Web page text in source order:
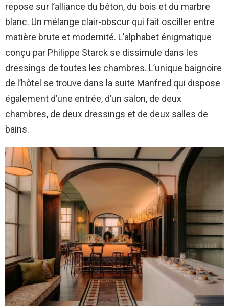
repose sur l’alliance du béton, du bois et du marbre
blanc. Un mélange clair-obscur qui fait osciller entre
matière brute et modernité. L’alphabet énigmatique
conçu par Philippe Starck se dissimule dans les
dressings de toutes les chambres. L’unique baignoire
de l’hôtel se trouve dans la suite Manfred qui dispose
également d’une entrée, d’un salon, de deux
chambres, de deux dressings et de deux salles de
bains.